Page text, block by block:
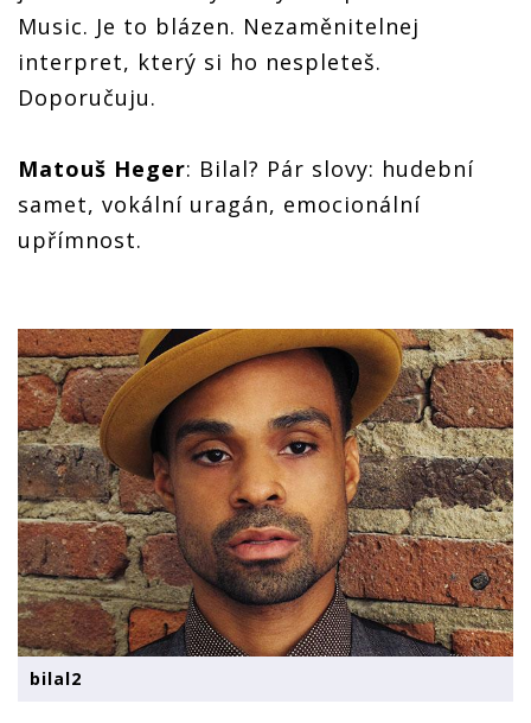
Music. Je to blázen. Nezaměnitelnej
interpret, který si ho nespleteš.
Doporučuju.
Matouš Heger: Bilal? Pár slovy: hudební
samet, vokální uragán, emocionální
upřímnost.
bilal2